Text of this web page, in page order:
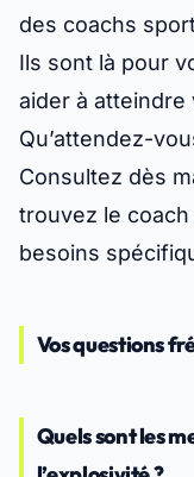
des coachs
Ils sont là pour
aider à
Qu’attendez-
Consultez dès
trouvez le
besoins
Vos questions
Quels sont les